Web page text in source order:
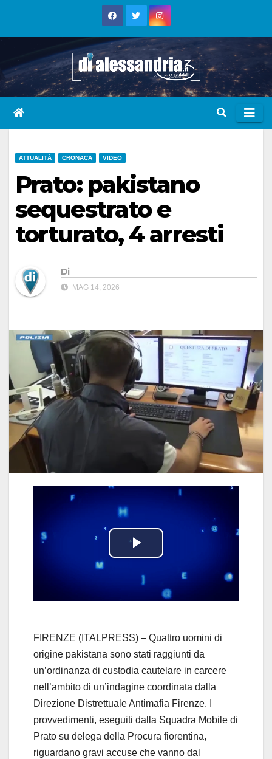
ATTUALITÀ CRONACA VIDEO
Prato: pakistano
sequestrato e
torturato, 4 arresti
Di
MAG 14, 2026
P
l
y
V
i
d
e
FIRENZE (ITALPRESS) – Quattro uomini di
origine pakistana sono stati raggiunti da
un’ordinanza di custodia cautelare in carcere
nell’ambito di un’indagine coordinata dalla
Direzione Distrettuale Antimafia Firenze. I
provvedimenti, eseguiti dalla Squadra Mobile di
Prato su delega della Procura fiorentina,
riguardano gravi accuse che vanno dal